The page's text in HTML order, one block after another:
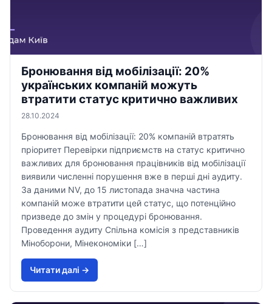
Бронювання від мобілізації: 20%
українських компаній можуть
втратити статус критично важливих
28.10.2024
Бронювання від мобілізації: 20% компаній втратять
пріоритет Перевірки підприємств на статус критично
важливих для бронювання працівників від мобілізації
виявили численні порушення вже в перші дні аудиту.
За даними NV, до 15 листопада значна частина
компаній може втратити цей статус, що потенційно
призведе до змін у процедурі бронювання.
Проведення аудиту Спільна комісія з представників
Міноборони, Мінекономіки […]
Читати далi →